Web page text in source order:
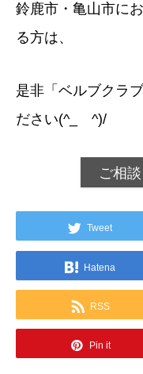
鈴鹿市・亀山市に
る方は、
是非「ベルブクラ
ださい(^_ゝ^)/
ご相
Tweet
Hatena
RSS
Pin it